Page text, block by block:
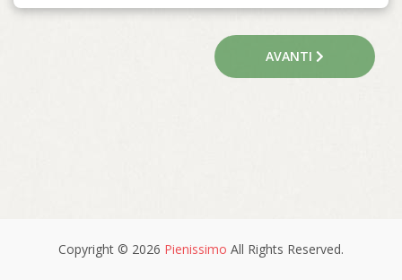
AVANTI
Copyright © 2026 Pienissimo All Rights Reserved.